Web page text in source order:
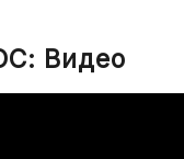
Видео